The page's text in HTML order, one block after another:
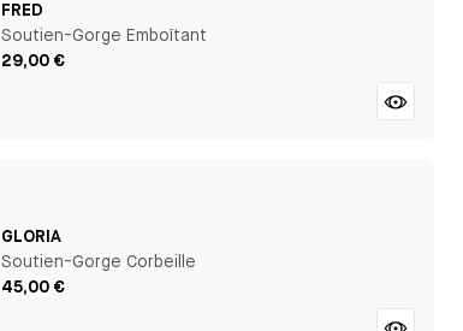
FRED
Soutien-Gorge Emboîtant
29,00 €
GLORIA
Soutien-Gorge Corbeille
45,00 €